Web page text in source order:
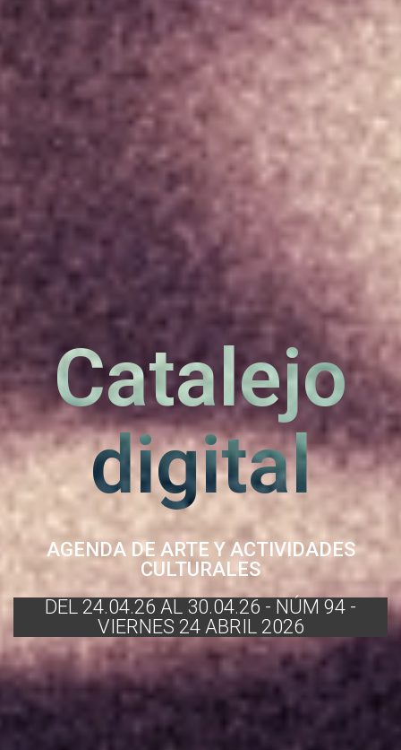
Catalejo
digital
AGENDA DE ARTE Y ACTIVIDADES
CULTURALES
DEL 24.04.26 AL 30.04.26 - NÚM 94 -
VIERNES 24 ABRIL 2026